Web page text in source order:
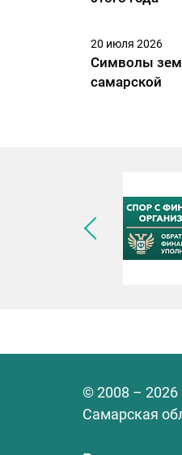
20 июля 2026
Символы
самарской
© 2008 – 2026
Самарская